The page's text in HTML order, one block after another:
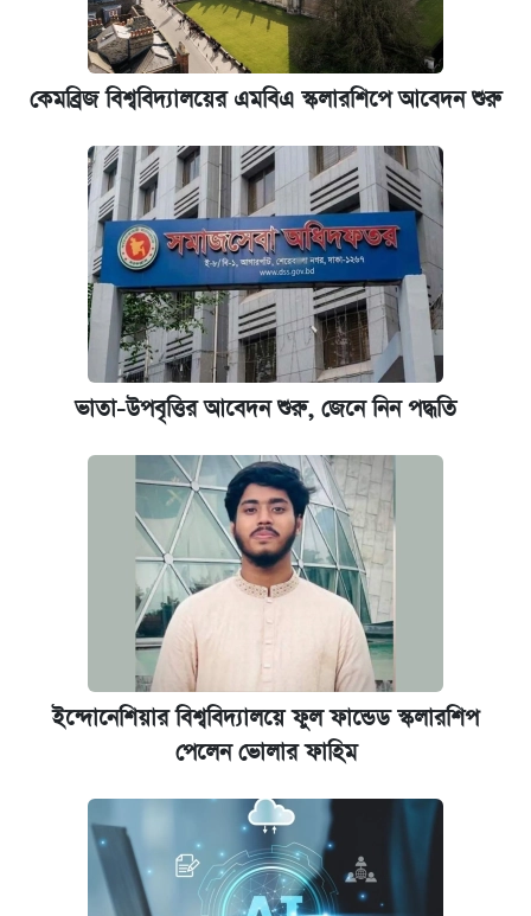
‘গুলশানের চামেলি’ তে যৌনকর্মীর দালাল অ্যাডলফ
খান
ভাতা-উপবৃত্তির আবেদন শুরু, জেনে নিন পদ্ধতি
আজ শুক্রবার রাজধানীর যেসব মার্কেট-দোকানপাট
কবে শুরু হচ্ছে ঢাবির ভর্তি আবেদন, জানাল কর্তৃপক্ষ
নবম পে স্কেল বাস্তবায়ন চূড়ান্ত পর্যায়ে, যা জানালেন
অর্থমন্ত্রী
জুলাই স্মৃতি জাদুঘরে যেতে টিকিট কাটবেন যেভাবে
যুক্তরাষ্ট্র থেকে আরও ২৩ বাংলাদেশিকে দেশে
ফেরত পাঠানো হলো
কেমব্রিজ বিশ্ববিদ্যালয়ের এমবিএ স্কলারশিপে আবেদন শুরু
ভাতা-উপবৃত্তির আবেদন শুরু, জেনে নিন পদ্ধতি
ইন্দোনেশিয়ার বিশ্ববিদ্যালয়ে ফুল ফান্ডেড স্কলারশিপ
পেলেন ভোলার ফাহিম